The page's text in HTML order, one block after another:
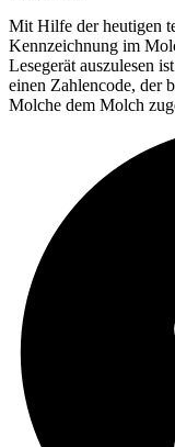
Mit Hilfe der heutigen
Kennzeichnung im
Lesegerät auszulesen
einen Zahlencode, der
Molche dem Molch